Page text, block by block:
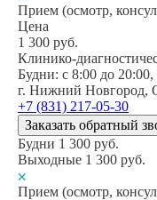
Прием (осмотр,
Цена
1 300 руб.
Клинико-
Будни: c 8:00 до
г. Нижний Новгород,
+7 (831) 217-05-30
Заказать обратный
Будни 1 300 руб.
Выходные 1 300 руб.
Прием (осмотр,